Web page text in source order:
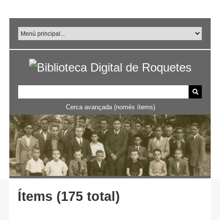
principal
Cerca avançada (només ítems)
Ítems (175 total)